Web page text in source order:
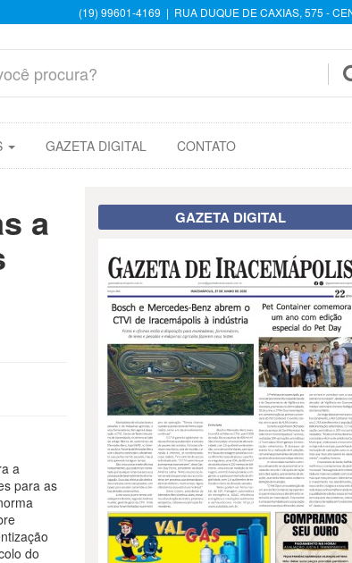
(19) 99601-4169 | RUA DUQUE DE CAXIAS, 575 -
GAZETA DIGITAL CONTATO
a
a
para as
do
GAZETA DIGITAL